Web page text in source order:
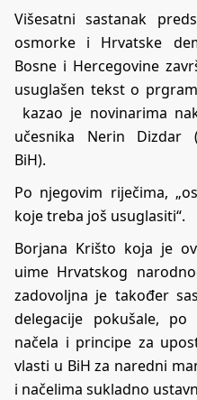
Višesatni sastanak
osmorke i Hrvatske
Bosne i Hercegovine
usuglašen tekst o
kazao je novinarima
učesnika Nerin Dizdar
BiH).
Po njegovim riječima,
koje treba još usuglasiti“.
Borjana Krišto koja je
uime Hrvatskog
zadovoljna je također
delegacije pokušale,
načela i principe za
vlasti u BiH za naredni
i načelima sukladno